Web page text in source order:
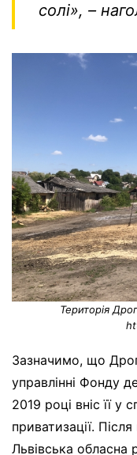
солі», –
Територія
Зазначимо, що
управлінні Фонду
2019 році вніс її у
приватизації.
Львівська обласна